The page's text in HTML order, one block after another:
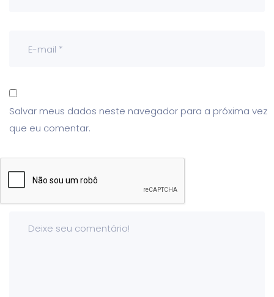
Salvar meus dados neste navegador para a próxima vez
que eu comentar.